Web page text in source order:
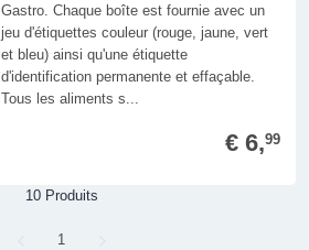
Gastro. Chaque boîte est fournie avec un
jeu d'étiquettes couleur (rouge, jaune, vert
et bleu) ainsi qu'une étiquette
d'identification permanente et effaçable.
Tous les aliments s...
€ 6,99
10 Produits
Page
1